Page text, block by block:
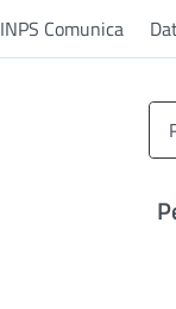
INPS Comunica